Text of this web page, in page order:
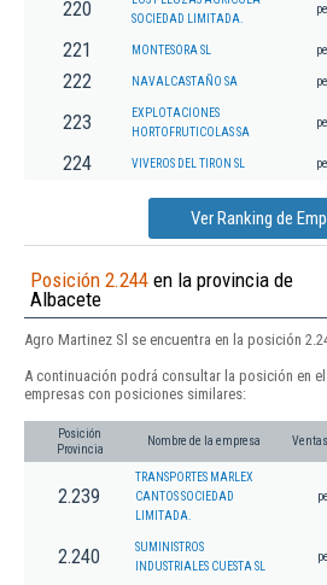
220
SOCIEDAD LIMITADA.
221 MONTESORA SL
222 NAVALCASTAÑO SA
223
EXPLOTACIONES
HORTOFRUTICOLAS SA
224 VIVEROS DEL TIRON SL
Ver Ranking de
Posición 2.244 en la provincia de
Albacete
Agro Martinez Sl se encuentra en la posición
A continuación podrá consultar la posición en
empresas con posiciones similares:
Posición
Provincia
Nombre de la empresa
2.239
TRANSPORTES MARLEX
CANTOS SOCIEDAD
LIMITADA.
2.240
SUMINISTROS
INDUSTRIALES CUESTA SL